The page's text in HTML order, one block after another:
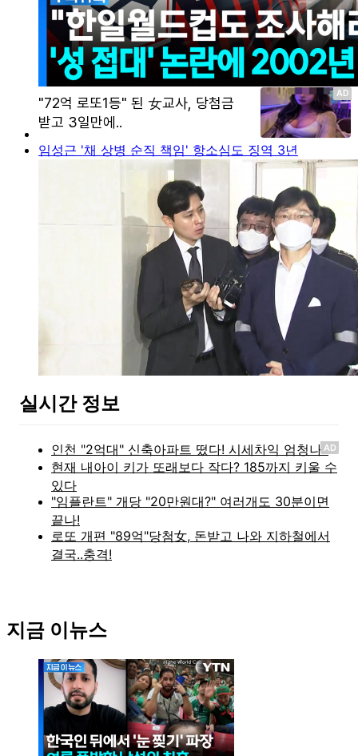
임성근 '채 상병 순직 책임' 항소심도 징역 3년
실시간 정보
AD
지금 이뉴스